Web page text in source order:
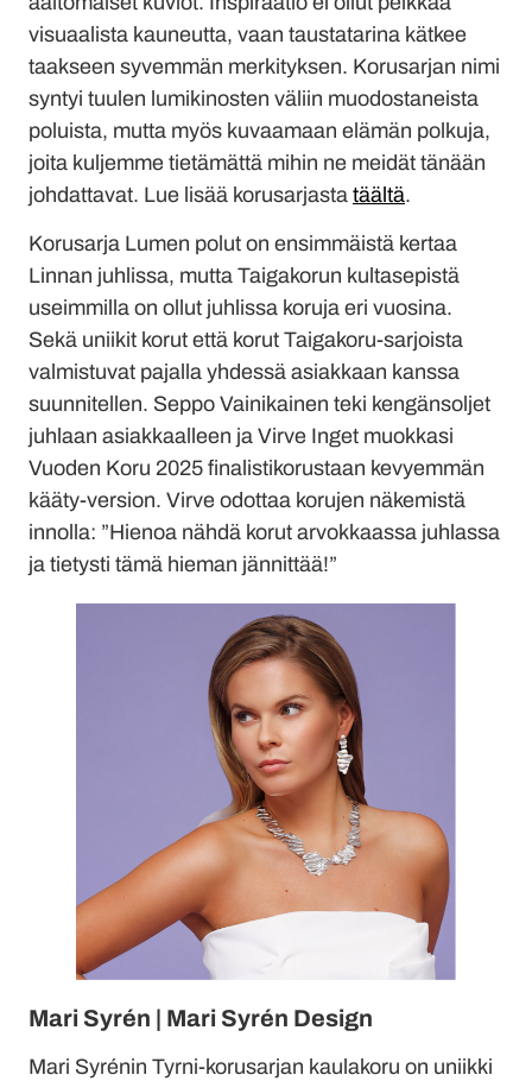
visuaalista kauneutta, vaan taustatarina kätkee
taakseen syvemmän merkityksen. Korusarjan nimi
syntyi tuulen lumikinosten väliin muodostaneista
poluista, mutta myös kuvaamaan elämän polkuja,
joita kuljemme tietämättä mihin ne meidät tänään
johdattavat. Lue lisää korusarjasta täältä.
Korusarja Lumen polut on ensimmäistä kertaa
Linnan juhlissa, mutta Taigakorun kultasepistä
useimmilla on ollut juhlissa koruja eri vuosina.
Sekä uniikit korut että korut Taigakoru-sarjoista
valmistuvat pajalla yhdessä asiakkaan kanssa
suunnitellen. Seppo Vainikainen teki kengänsoljet
juhlaan asiakkaalleen ja Virve Inget muokkasi
Vuoden Koru 2025 finalistikorustaan kevyemmän
kääty-version. Virve odottaa korujen näkemistä
innolla: ”Hienoa nähdä korut arvokkaassa juhlassa
ja tietysti tämä hieman jännittää!”
Mari Syrén | Mari Syrén Design
Mari Syrénin Tyrni-korusarjan kaulakoru on uniikki